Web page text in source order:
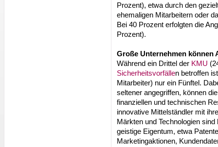
Prozent), etwa durch den
ehemaligen Mitarbeitern oder
Bei 40 Prozent erfolgten die
Prozent).
Große Unternehmen können
Während ein Drittel der KMU
Sicherheitsvorfällen betroffen
Mitarbeiter) nur ein Fünftel.
seltener angegriffen, können
finanziellen und technischen
innovative Mittelständler mit
Märkten und Technologien sind
geistige Eigentum, etwa
Marketingaktionen,